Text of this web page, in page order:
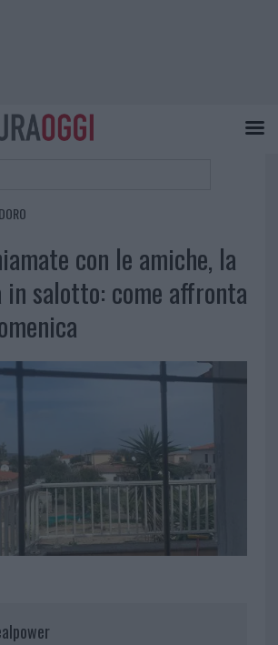
con le amiche, la
salotto: come affronta